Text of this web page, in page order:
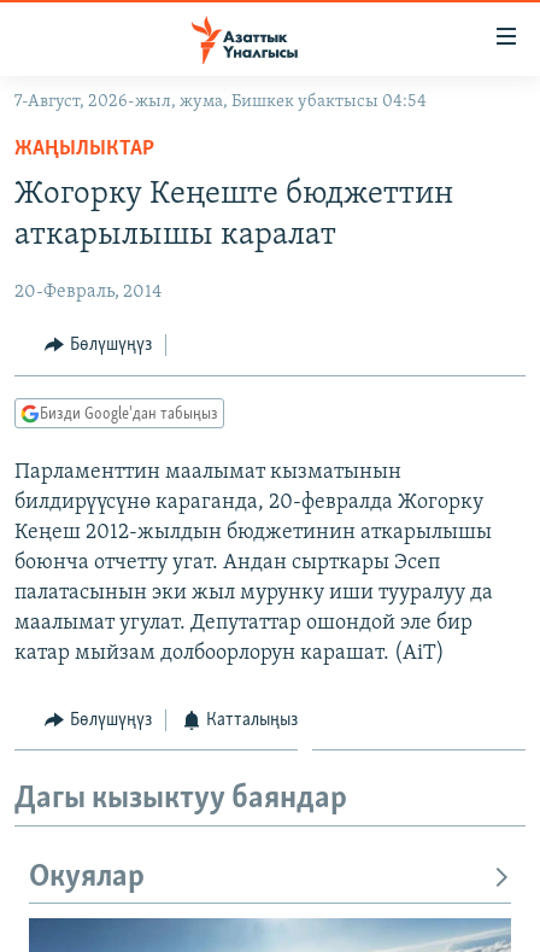
Навигацияга
өтүңүз
Издөөгө
салыңызКЫРГЫЗСТАН
ЭКОНОМИКА
МАДАНИЯТ
БОРБОР АЗИЯ
УКРАИНА
АТАЙЫН ИЛИКТӨӨ
ТВ ПРОГРАММАЛАР
ЭКСПЕРТТЕР ТАЛДАЙТ
БИЗ ЖАНА ДҮЙНӨ
ДАНИСТЕ
ЭЖЕ-СИҢДИЛЕР
ЫҢГАЙСЫЗ СУРООЛОР
ӨЗГӨЧӨ ПИКИР
Русский
ОНЛАЙН ШЕРИНЕ
ЭЕ/АРнун бардык сайттары
7-Август, 2026-жыл, жума, Бишкек убактысы 04:54
ЖАҢЫЛЫКТАР
Жогорку Кеңеште бюджеттин
аткарылышы каралат
20-Февраль, 2014
Бөлүшүңүз
Бизди Google'дан табыңыз
Парламенттин маалымат кызматынын
билдирүүсүнө караганда, 20-февралда Жогорку
Кеңеш 2012-жылдын бюджетинин аткарылышы
боюнча отчетту угат. Андан сырткары Эсеп
палатасынын эки жыл мурунку иши тууралуу да
маалымат угулат. Депутаттар ошондой эле бир
катар мыйзам долбоорлорун карашат. (AiT)
Бөлүшүңүз Катталыңыз
Дагы кызыктуу баяндар
Окуялар